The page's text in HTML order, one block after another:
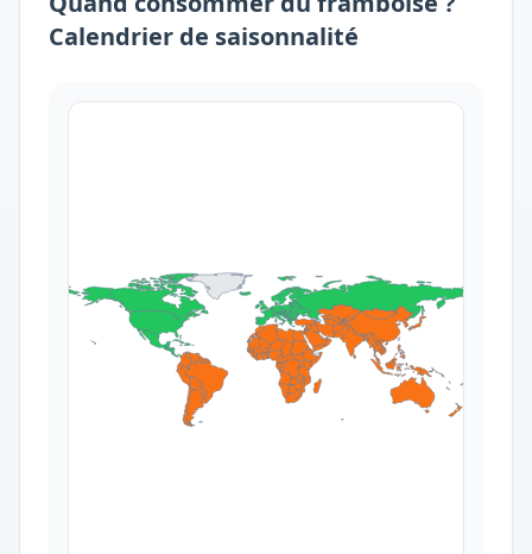
Calendrier de saisonnalité